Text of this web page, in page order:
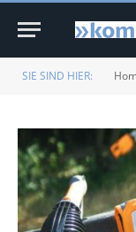
SIE SIND HIER: